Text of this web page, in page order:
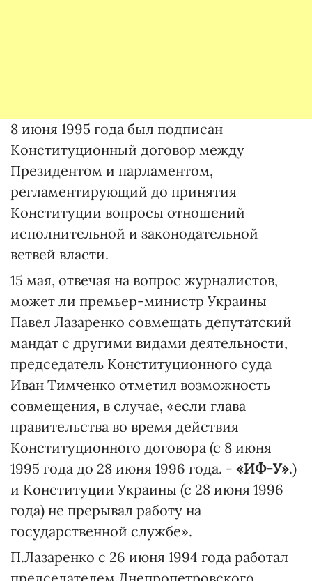
8 июня 1995 года был подписан
Конституционный договор между
Президентом и парламентом,
регламентирующий до принятия
Конституции вопросы отношений
исполнительной и законодательной
ветвей власти.
15 мая, отвечая на вопрос журналистов,
может ли премьер-министр Украины
Павел Лазаренко совмещать депутатский
мандат с другими видами деятельности,
председатель Конституционного суда
Иван Тимченко отметил возможность
совмещения, в случае, «если глава
правительства во время действия
Конституционного договора (с 8 июня
1995 года до 28 июня 1996 года. - «ИФ-У».)
и Конституции Украины (с 28 июня 1996
года) не прерывал работу на
государственной службе».
П.Лазаренко с 26 июня 1994 года работал